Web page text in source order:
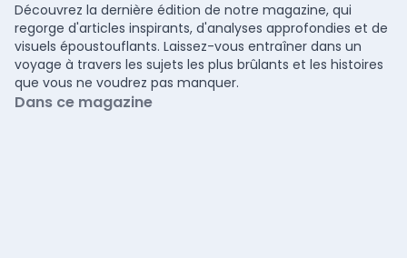
Découvrez la dernière édition de notre magazine, qui
regorge d'articles inspirants, d'analyses approfondies et de
visuels époustouflants. Laissez-vous entraîner dans un
voyage à travers les sujets les plus brûlants et les histoires
que vous ne voudrez pas manquer.
Dans ce magazine